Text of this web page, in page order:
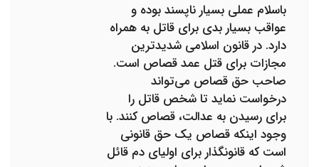
باسلام عملی بسیار ناپسند بوده و
عواقب بسیار بدی برای قاتل به همراه
دارد. در قانون اسلامی شدیدترین
مجازات برای قتل عمد قصاص است.
صاحب حق قصاص می‌تواند
درخواست نماید تا شخص قاتل را
برای رسیدن به عدالت، قصاص کنند. با
وجود اینکه قصاص یک حق قانونی
است که قانونگذار برای اولیای دم قائل